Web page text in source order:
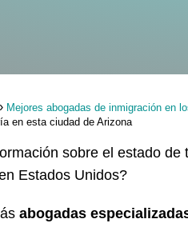
Mejores abogadas de inmigración en
en esta ciudad de Arizona
sobre el estado
Estados Unidos?
abogadas